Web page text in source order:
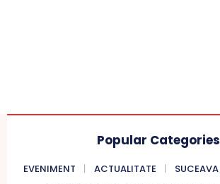
Popular Categories
EVENIMENT ACTUALITATE SUCEAVA